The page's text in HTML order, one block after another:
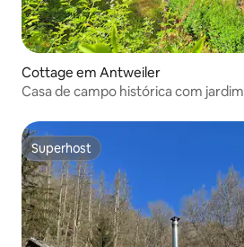
Cottage em Antweiler
Casa de campo histórica com
Superhost
Superhost